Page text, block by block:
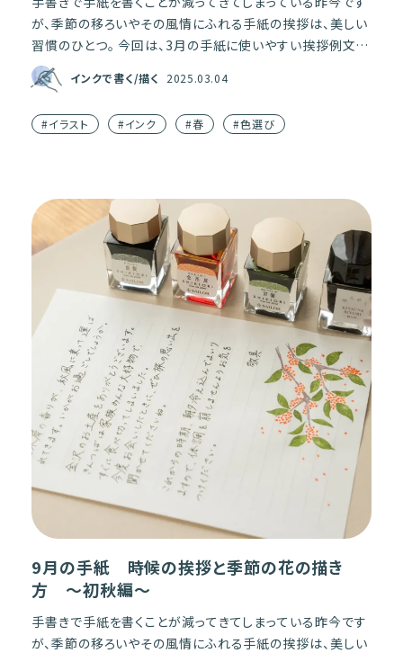
が、季節の移ろいやその風情にふれる手紙の挨拶は、美しい
習慣のひとつ。 今回は、3月の手紙に使いやすい挨拶例文
と、文章に添えるだけで紙面がはなやぐ春を代表する花
「桜」の […]
インクで書く/描く 2025.03.04
#イラスト #インク #春 #色選び
9月の手紙 時候の挨拶と季節の花の描き
方 〜初秋編〜
手書きで手紙を書くことが減ってきてしまっている昨今です
が、季節の移ろいやその風情にふれる手紙の挨拶は、美しい